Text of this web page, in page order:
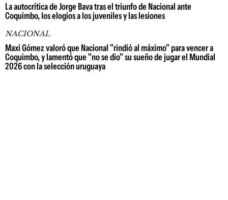
La autocrítica de Jorge Bava tras el triunfo de Nacional ante
Coquimbo, los elogios a los juveniles y las lesiones
NACIONAL
Maxi Gómez valoró que Nacional "rindió al máximo" para vencer a
Coquimbo, y lamentó que "no se dio" su sueño de jugar el Mundial
2026 con la selección uruguaya